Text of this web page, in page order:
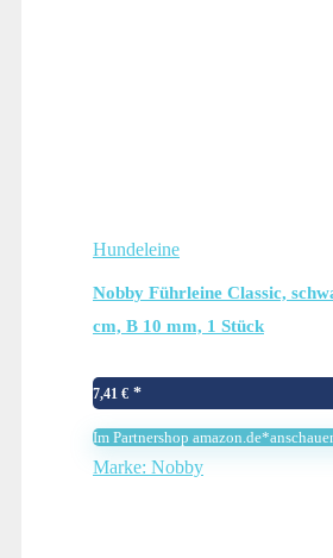
Hundeleine
Nobby Führleine Classic,
cm, B 10 mm, 1 Stück
7,41 €
Im Partnershop
Marke: Nobby